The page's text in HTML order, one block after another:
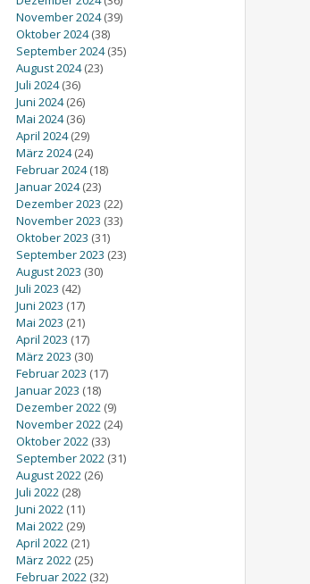
November 2024(39)
Oktober 2024(38)
September 2024(35)
August 2024(23)
Juli 2024(36)
Juni 2024(26)
Mai 2024(36)
April 2024(29)
März 2024(24)
Februar 2024(18)
Januar 2024(23)
Dezember 2023 (22)
November 2023 (33)
Oktober 2023 (31)
September 2023 (23)
August 2023 (30)
Juli 2023 (42)
Juni 2023 (17)
Mai 2023 (21)
April 2023 (17)
März 2023 (30)
Februar 2023 (17)
Januar 2023 (18)
Dezember 2022 (9)
November 2022 (24)
Oktober 2022 (33)
September 2022 (31)
August 2022 (26)
Juli 2022 (28)
Juni 2022 (11)
Mai 2022 (29)
April 2022 (21)
März 2022 (25)
Februar 2022 (32)